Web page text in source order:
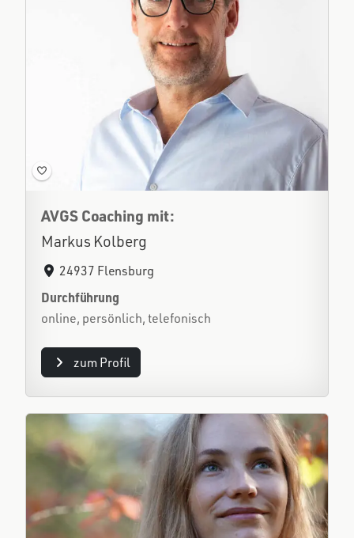
AVGS Coaching mit:
Markus Kolberg
24937 Flensburg
Durchführung
online, persönlich, telefonisch
zum Profil